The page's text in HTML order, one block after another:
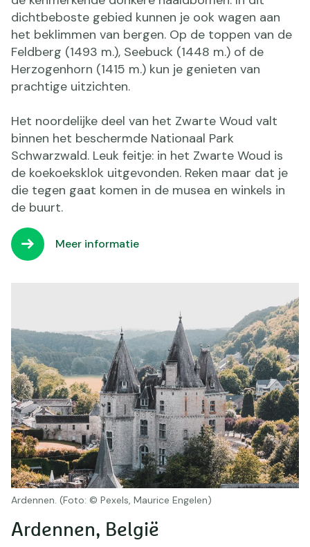
dichtbeboste gebied kunnen je ook wagen aan
het beklimmen van bergen. Op de toppen van de
Feldberg (1493 m.), Seebuck (1448 m.) of de
Herzogenhorn (1415 m.) kun je genieten van
prachtige uitzichten.
Het noordelijke deel van het Zwarte Woud valt
binnen het beschermde Nationaal Park
Schwarzwald. Leuk feitje: in het Zwarte Woud is
de koekoeksklok uitgevonden. Reken maar dat je
die tegen gaat komen in de musea en winkels in
de buurt.
Meer informatie
Ardennen. (Foto: © Pexels, Maurice Engelen)
Ardennen, België